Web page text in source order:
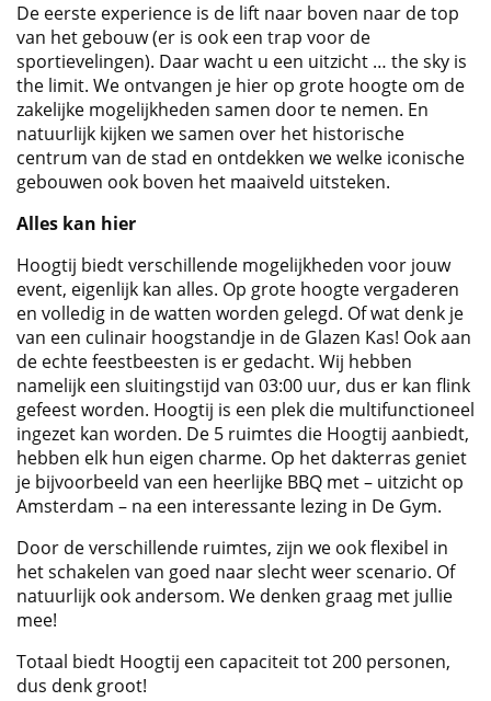
De eerste experience is de lift naar boven naar de top
van het gebouw (er is ook een trap voor de
sportievelingen). Daar wacht u een uitzicht … the sky is
the limit. We ontvangen je hier op grote hoogte om de
zakelijke mogelijkheden samen door te nemen. En
natuurlijk kijken we samen over het historische
centrum van de stad en ontdekken we welke iconische
gebouwen ook boven het maaiveld uitsteken.
Alles kan hier
Hoogtij biedt verschillende mogelijkheden voor jouw
event, eigenlijk kan alles. Op grote hoogte vergaderen
en volledig in de watten worden gelegd. Of wat denk je
van een culinair hoogstandje in de Glazen Kas! Ook aan
de echte feestbeesten is er gedacht. Wij hebben
namelijk een sluitingstijd van 03:00 uur, dus er kan flink
gefeest worden. Hoogtij is een plek die multifunctioneel
ingezet kan worden. De 5 ruimtes die Hoogtij aanbiedt,
hebben elk hun eigen charme. Op het dakterras geniet
je bijvoorbeeld van een heerlijke BBQ met – uitzicht op
Amsterdam – na een interessante lezing in De Gym.
Door de verschillende ruimtes, zijn we ook flexibel in
het schakelen van goed naar slecht weer scenario. Of
natuurlijk ook andersom. We denken graag met jullie
mee!
Totaal biedt Hoogtij een capaciteit tot 200 personen,
dus denk groot!